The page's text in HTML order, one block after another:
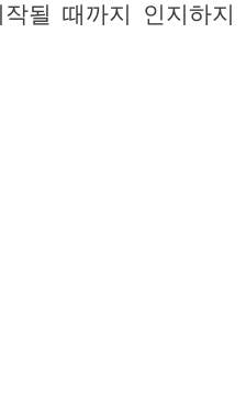
될 때까지 인지하지